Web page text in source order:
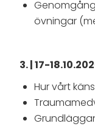
övningar
3. | 17-
Hur vårt